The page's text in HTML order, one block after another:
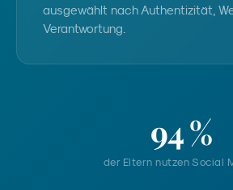
ausgewählt nach Authentizität,
Verantwortung.
94 %
der Eltern nutzen Social